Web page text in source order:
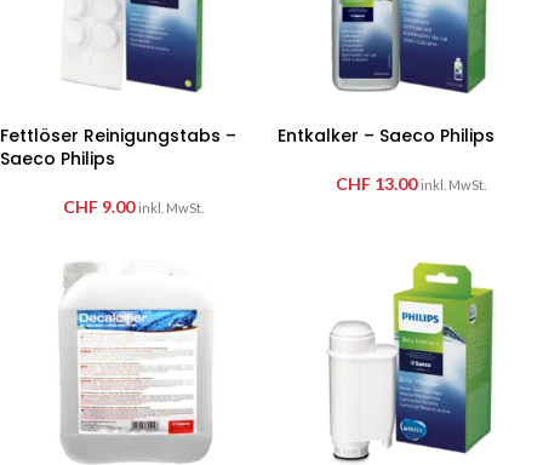
Fettlöser Reinigungstabs –
Saeco Philips
CHF9.00 inkl. MwSt.
Entkalker – Saeco Philips
CHF13.00 inkl. MwSt.